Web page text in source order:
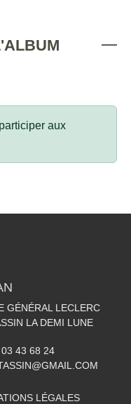
aux
GÉNÉRAL LECLERC
LA DEMI LUNE
43 68 24
LÉGALES